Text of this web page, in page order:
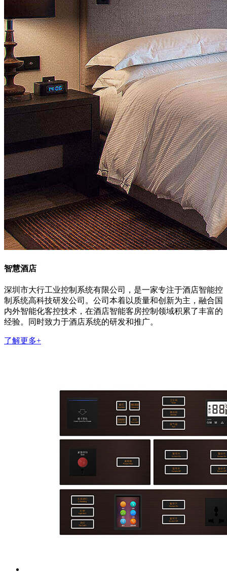
智慧酒店
深圳市大行工业控制系统有限公司，是一家专注于酒店智能控
制系统高科技研发公司。公司本着以质量和创新为主，融合国
内外智能化客控技术，在酒店智能客房控制领域积累了丰富的
经验。同时致力于酒店系统的研发和推广。
了解更多+